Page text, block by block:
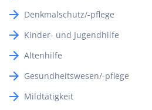
Denkmalschutz/-pflege
Kinder- und Jugendhilfe
Altenhilfe
Gesundheitswesen/-pflege
Mildtätigkeit